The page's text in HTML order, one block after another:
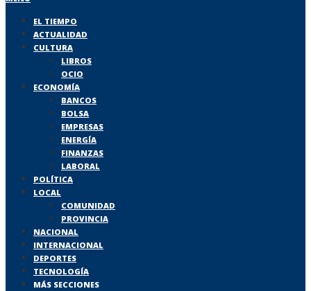
EL TIEMPO
ACTUALIDAD
CULTURA
LIBROS
OCIO
ECONOMÍA
BANCOS
BOLSA
EMPRESAS
ENERGÍA
FINANZAS
LABORAL
POLÍTICA
LOCAL
COMUNIDAD
PROVINCIA
NACIONAL
INTERNACIONAL
DEPORTES
TECNOLOGÍA
MÁS SECCIONES